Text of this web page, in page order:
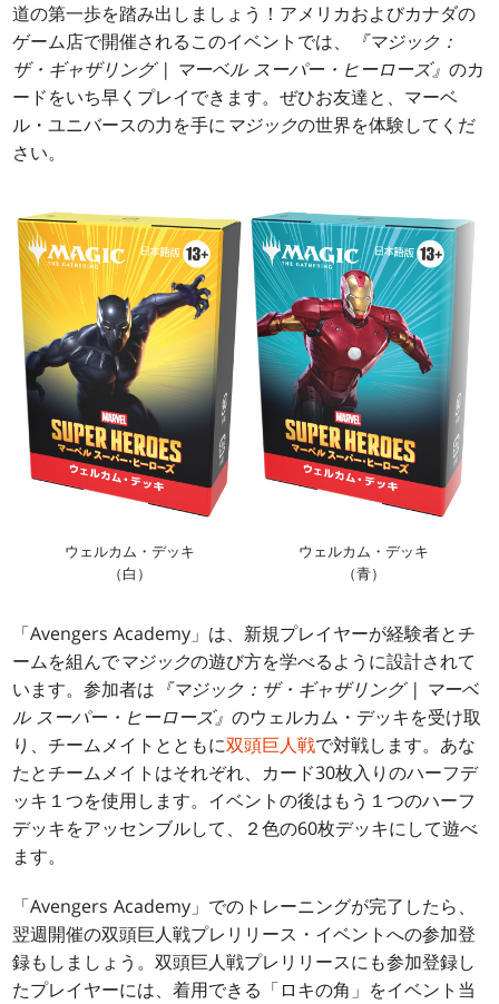
道の第一歩を踏み出しましょう！アメリカおよびカナダの
ゲーム店で開催されるこのイベントでは、
『マジック：
ザ・ギャザリング | マーベル スーパー・ヒーローズ』のカ
ードをいち早くプレイできます。ぜひお友達と、マーベ
ル・ユニバースの力を手にマジックの世界を体験してくだ
さい。
ウェルカム・デッキ
（白）
ウェルカム・デッキ
（青）
「Avengers Academy」は、新規プレイヤーが経験者とチ
ームを組んでマジックの遊び方を学べるように設計されて
います。参加者は 『マジック：ザ・ギャザリング | マーベ
ル スーパー・ヒーローズ』のウェルカム・デッキを受け取
り、チームメイトとともに双頭巨人戦で対戦します。あな
たとチームメイトはそれぞれ、カード30枚入りのハーフデ
ッキ１つを使用します。イベントの後はもう１つのハーフ
デッキをアッセンブルして、２色の60枚デッキにして遊べ
ます。
「Avengers Academy」でのトレーニングが完了したら、
翌週開催の双頭巨人戦プレリリース・イベントへの参加登
録もしましょう。双頭巨人戦プレリリースにも参加登録し
たプレイヤーには、着用できる「ロキの角」をイベント当